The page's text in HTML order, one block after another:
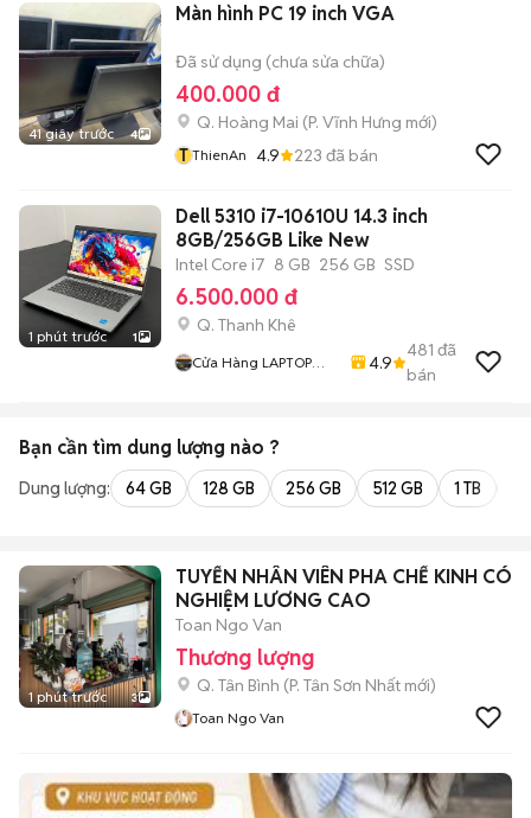
41 giây trước 4
Màn hình PC 19 inch VGA
Đã sử dụng (chưa sửa chữa)
400.000 đ
Q. Hoàng Mai (P. Vĩnh Hưng mới)
T ThienAn 4.9 223 đã bán
1 phút trước 1
Dell 5310 i7-10610U 14.3 inch
8GB/256GB Like New
Intel Core i7 8 GB 256 GB SSD
6.500.000 đ
Q. Thanh Khê
Cửa Hàng LAPTOP
4.9
481 đã
bán
Bạn cần tìm dung lượng nào ?
Dung lượng: 64 GB 128 GB 256 GB 512 GB 1 TB
1 phút trước 3
TUYỂN NHÂN VIÊN PHA CHẾ KINH CÓ
NGHIỆM LƯƠNG CAO
Toan Ngo Van
Thương lượng
Q. Tân Bình (P. Tân Sơn Nhất mới)
Toan Ngo Van